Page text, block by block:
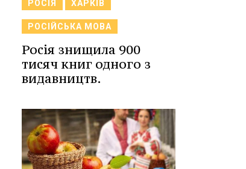
РОСІЯ ХАРКІВ
РОСІЙСЬКА МОВА
Росія знищила 900
тисяч книг одного з
видавництв.